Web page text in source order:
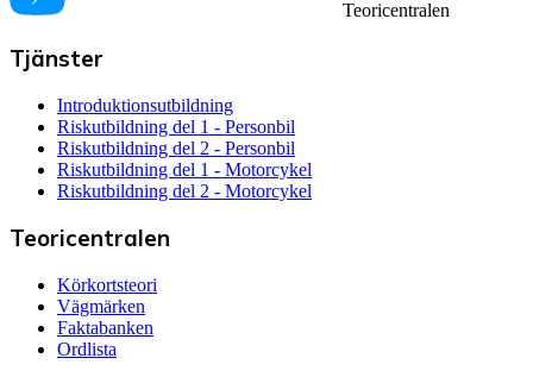
Teoricentralen
Tjänster
Introduktionsutbildning
Riskutbildning del 1 - Personbil
Riskutbildning del 2 - Personbil
Riskutbildning del 1 - Motorcykel
Riskutbildning del 2 - Motorcykel
Teoricentralen
Körkortsteori
Vägmärken
Faktabanken
Ordlista